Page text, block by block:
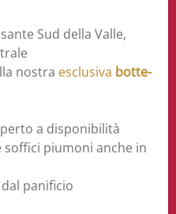
Sud della Valle,
nostra esclusiva botte-
a disponibilità
soffici piumoni anche in
dal panificio